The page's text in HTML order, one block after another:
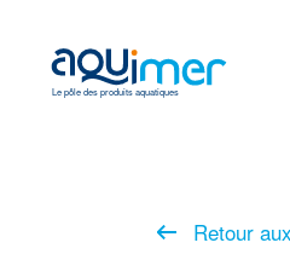
Le pôle des produits aquatiques
Retour